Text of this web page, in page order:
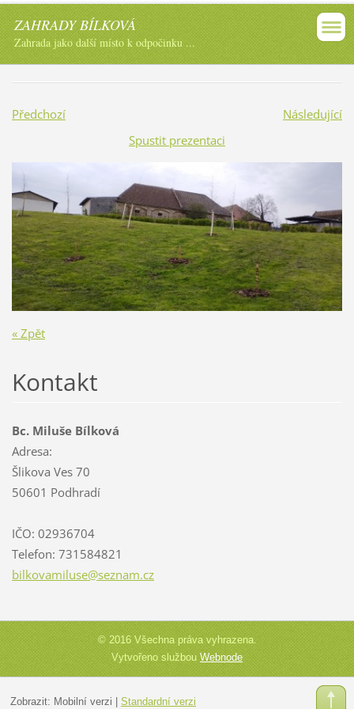
ZAHRADY BÍLKOVÁ
Zahrada jako další místo k odpočinku ...
Předchozí
Následující
Spustit prezentaci
« Zpět
Kontakt
Bc. Miluše Bílková
Adresa:
Šlikova Ves 70
50601 Podhradí
IČO: 02936704
Telefon: 731584821
bilkovamiluse@seznam.cz
© 2016 Všechna práva vyhrazena.
Vytvořeno službouWebnode
Zobrazit: Mobilní verzi | Standardní verzi